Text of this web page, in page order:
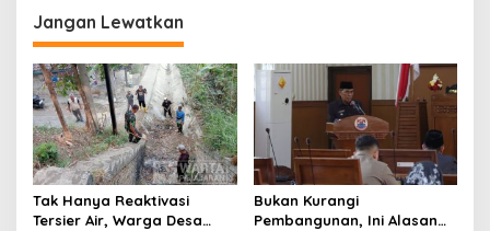
g
a
s
i
p
o
s
Jangan Lewatkan
Tak Hanya Reaktivasi
Tersier Air, Warga Desa
Bukan Kurangi
Pembangunan, Ini Alasan